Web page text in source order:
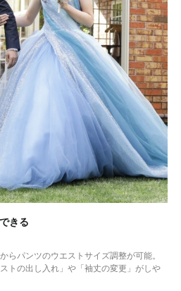
きる
らパンツのウエストサイズ調整が可能。
トの出し入れ」や「袖丈の変更」がしや